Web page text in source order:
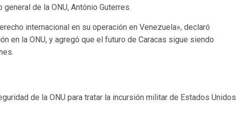
de la ONU, António Guterres.
internacional en su operación en Venezuela», declaró
en la ONU, y agregó que el futuro de Caracas sigue siendo
de la ONU para tratar la incursión militar de Estados Unidos